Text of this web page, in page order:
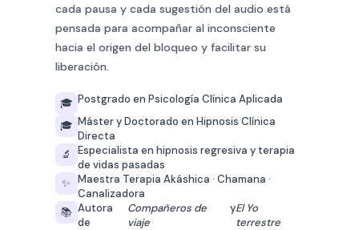
cada pausa y cada sugestión del audio está
pensada para acompañar al inconsciente
hacia el origen del bloqueo y facilitar su
liberación.
🎓 Postgrado en Psicología Clínica Aplicada
🎓 Máster y Doctorado en Hipnosis Clínica
Directa
🔬
Especialista en hipnosis regresiva y terapia
de vidas pasadas
✨ Maestra Terapia Akáshica · Chamana ·
Canalizadora
📚 Autora
de
Compañeros de
viaje
yEl Yo
terrestre